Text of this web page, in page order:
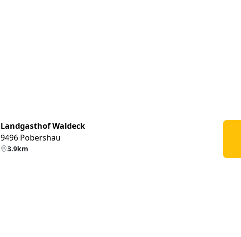
Landgasthof Waldeck
9496 Pobershau
3.9km